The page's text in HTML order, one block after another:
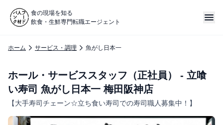
食の現場を知る
飲食・生鮮専門転職エージェント
ホーム サービス・調理 魚がし日本一
ホール・サービススタッフ（正社員） - 立喰
い寿司 魚がし日本一 梅田阪神店
【大手寿司チェーン☆立ち食い寿司での寿司職人募集中！】